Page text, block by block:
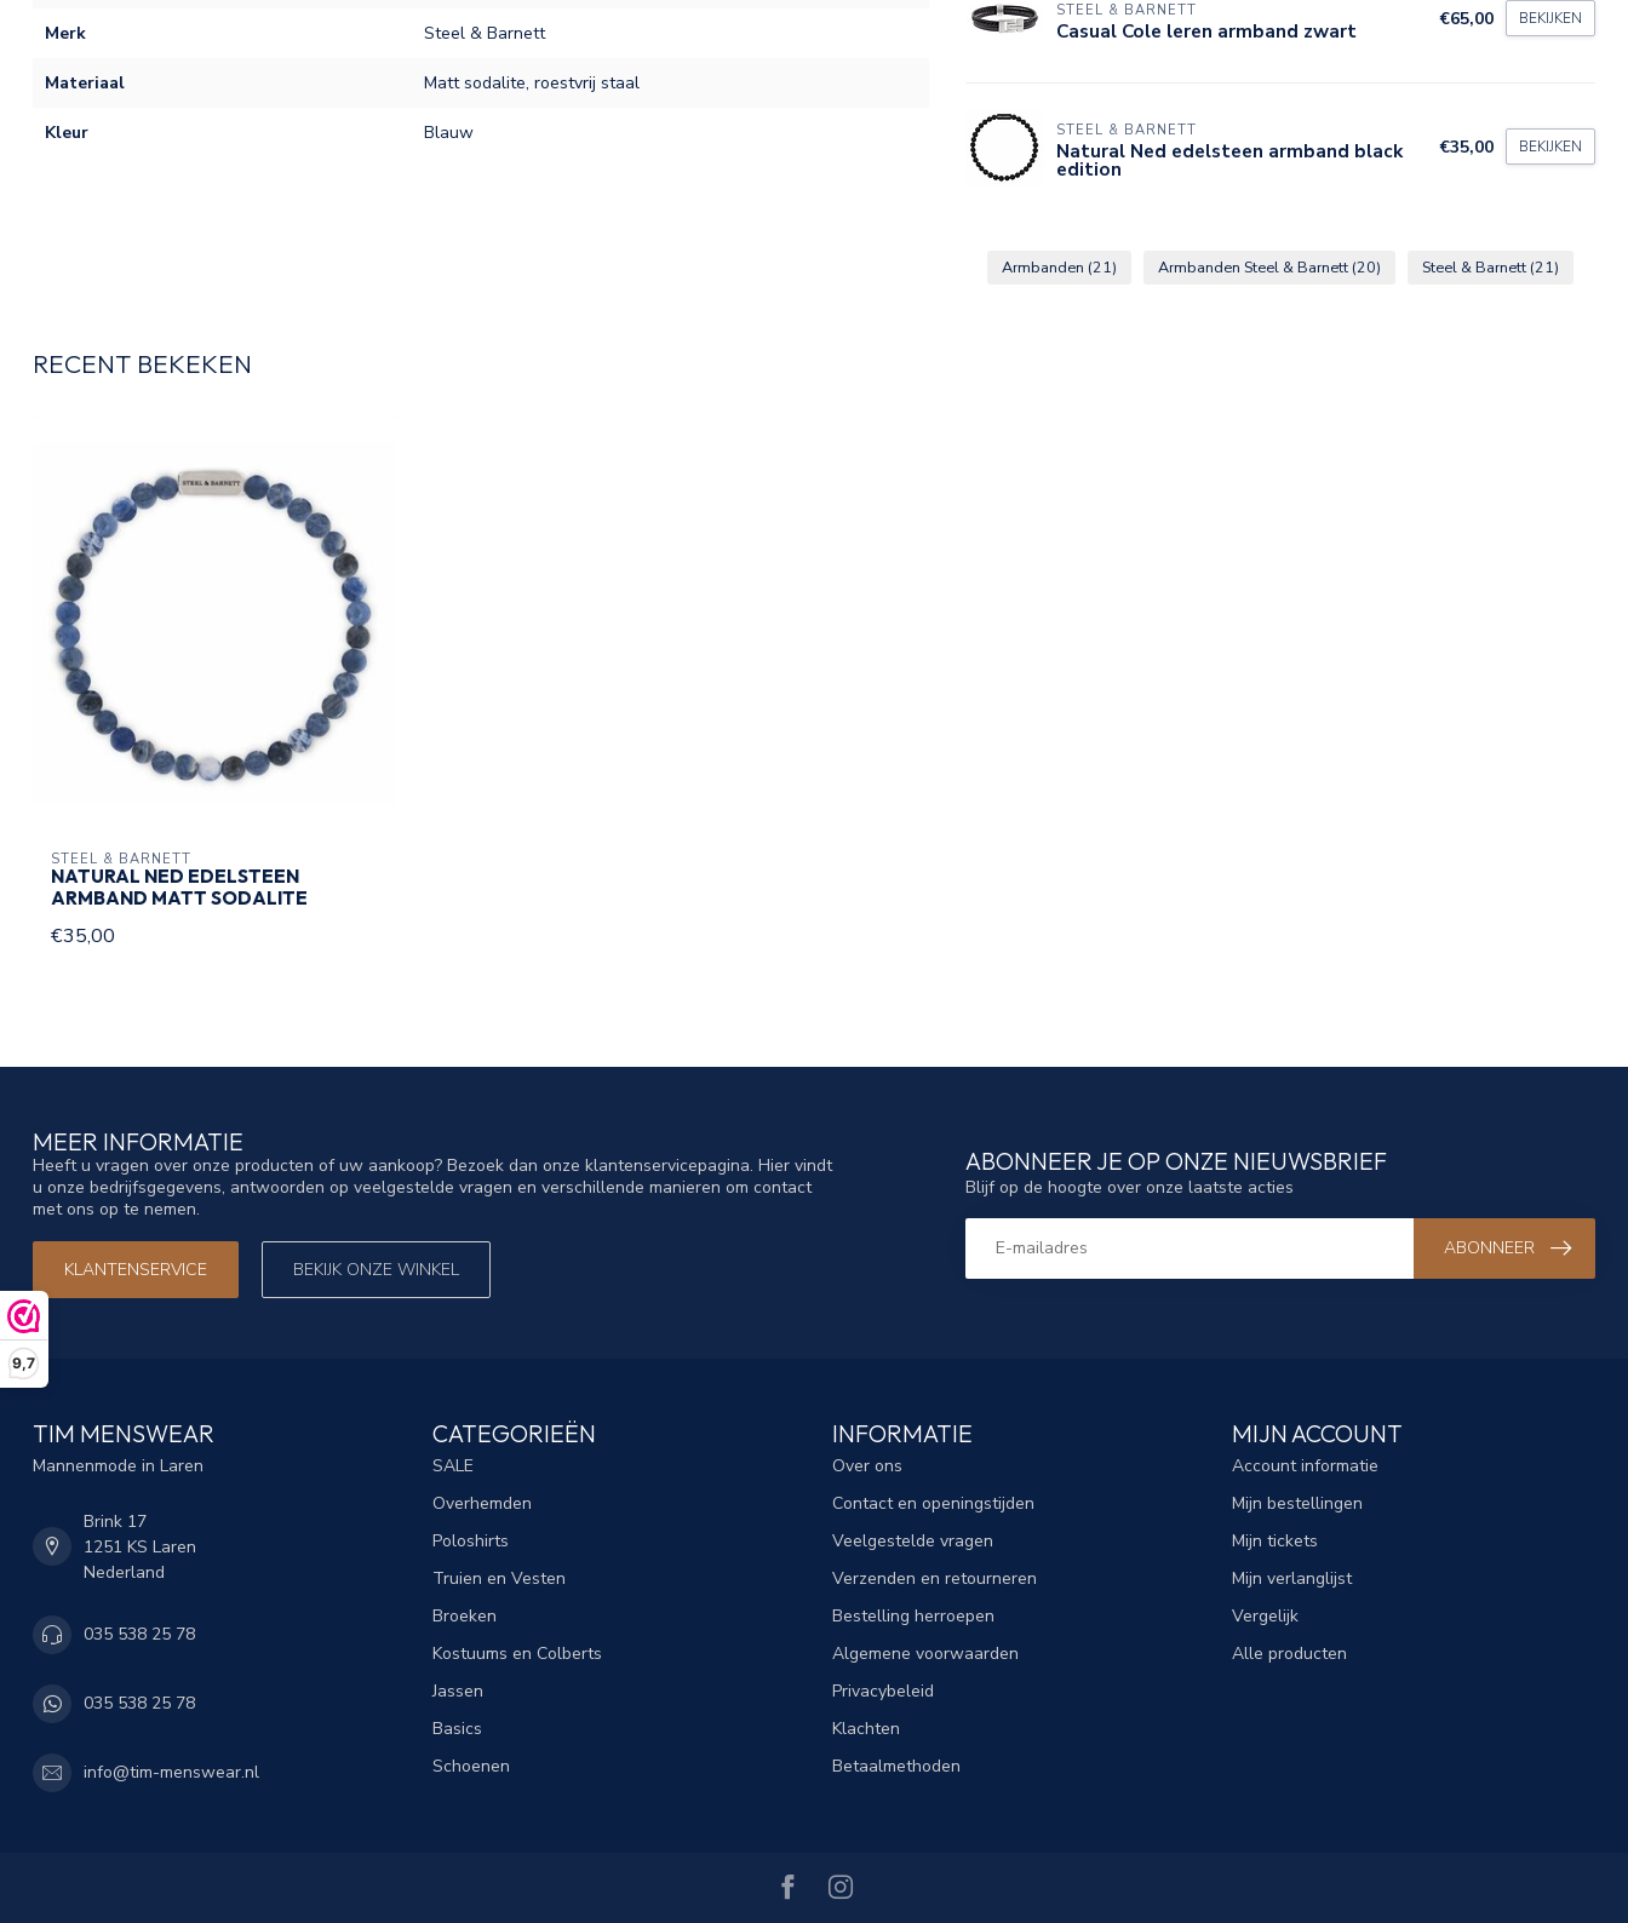
9,7
Merk Steel & Barnett
Materiaal Matt sodalite, roestvrij staal
Kleur Blauw
STEEL & BARNETT
Casual Cole leren armband zwart €65,00 BEKIJKEN
STEEL & BARNETT
Natural Ned edelsteen armband black
edition
€35,00 BEKIJKEN
Armbanden (21) Armbanden Steel & Barnett (20) Steel & Barnett (21)
RECENT BEKEKEN
STEEL & BARNETT
NATURAL NED EDELSTEEN
ARMBAND MATT SODALITE
€35,00
MEER INFORMATIE
Heeft u vragen over onze producten of uw aankoop? Bezoek dan onze klantenservicepagina. Hier vindt
u onze bedrijfsgegevens, antwoorden op veelgestelde vragen en verschillende manieren om contact
met ons op te nemen.
KLANTENSERVICE BEKIJK ONZE WINKEL
ABONNEER JE OP ONZE NIEUWSBRIEF
Blijf op de hoogte over onze laatste acties
ABONNEER
TIM MENSWEAR
Mannenmode in Laren
Brink 17
1251 KS Laren
Nederland
035 538 25 78
035 538 25 78
info@tim-menswear.nl
CATEGORIEËN
SALE
Overhemden
Poloshirts
Truien en Vesten
Broeken
Kostuums en Colberts
Jassen
Basics
Schoenen
INFORMATIE
Over ons
Contact en openingstijden
Veelgestelde vragen
Verzenden en retourneren
Bestelling herroepen
Algemene voorwaarden
Privacybeleid
Klachten
Betaalmethoden
MIJN ACCOUNT
Account informatie
Mijn bestellingen
Mijn tickets
Mijn verlanglijst
Vergelijk
Alle producten